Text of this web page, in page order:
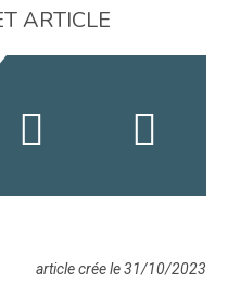
ARTICLE
article crée le 31/10/2023